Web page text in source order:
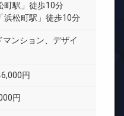
町駅」徒歩10分
浜松町駅」徒歩10分
マンション、デザイ
円
円